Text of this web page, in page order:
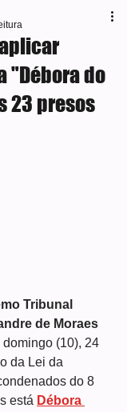
"Débora do
23 presos
5 estrelas.
Tribunal
de Moraes
(10), 24
da Lei da
do 8
está Débora